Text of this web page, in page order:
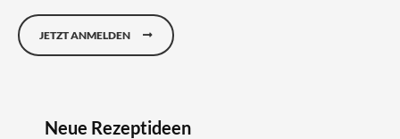
JETZT ANMELDEN
Neue Rezeptideen